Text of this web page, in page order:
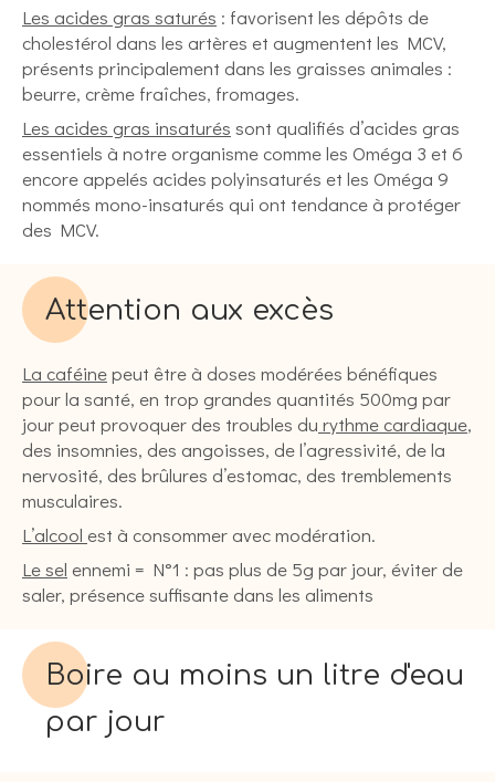
Les acides gras saturés : favorisent les dépôts de
cholestérol dans les artères et augmentent les MCV,
présents principalement dans les graisses animales :
beurre, crème fraîches, fromages.
Les acides gras insaturés sont qualifiés d’acides gras
essentiels à notre organisme comme les Oméga 3 et 6
encore appelés acides polyinsaturés et les Oméga 9
nommés mono-insaturés qui ont tendance à protéger
des MCV.
Attention aux excès
La caféinepeut être à doses modérées bénéfiques
pour la santé, en trop grandes quantités 500mg par
jour peut provoquer des troubles du rythme cardiaque,
des insomnies, des angoisses, de l’agressivité, de la
nervosité, des brûlures d’estomac, des tremblements
musculaires.
L’alcool est à consommer avec modération.
Le sel ennemi = N°1 : pas plus de 5g par jour, éviter de
saler, présence suffisante dans les aliments
Boire au moins un litre d'eau
par jour